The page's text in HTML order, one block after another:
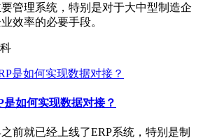
管理系统，特别是对于大中型制造企
效率的必要手段。
如何实现数据对接？
前就已经上线了ERP系统，特别是制